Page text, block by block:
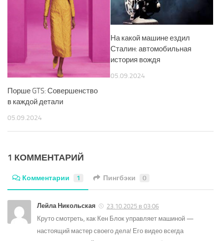
Порше GTS: Совершенство
в каждой детали
05.09.2024
На какой машине ездил
Сталин: автомобильная
история вождя
05.09.2024
1 КОММЕНТАРИЙ
Комментарии 1 Пингбэки 0
Лейла Никольская
23.10.2025 в 03:06
Круто смотреть, как Кен Блок управляет машиной —
настоящий мастер своего дела! Его видео всегда